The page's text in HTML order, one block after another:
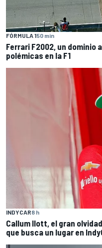
FÓRMULA 150 min
Ferrari F2002, un dominio
polémicas en la F1
INDYCAR8 h
Callum Ilott, el gran
que busca un lugar en